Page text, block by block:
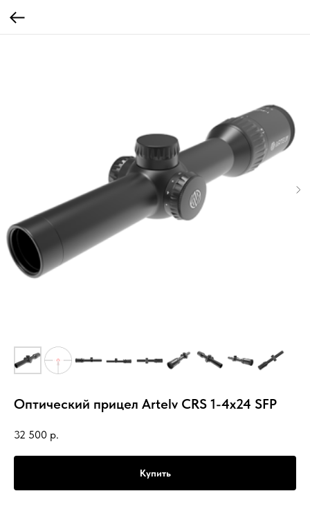
Оптический прицел Artelv CRS 1-4x24 SFP
32 500 р.
Купить